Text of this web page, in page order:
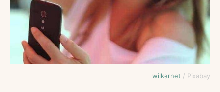
wilkernet / Pixabay